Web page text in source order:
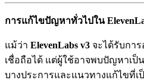
การแก้ไขปัญหาทั่วไปใน
แม้ว่า ElevenLabs v3 จะได้รับกา
เชื่อถือได้ แต่ผู้ใช้อาจพบปัญหาเ
บางประการและแนวทางแก้ไขที่เ